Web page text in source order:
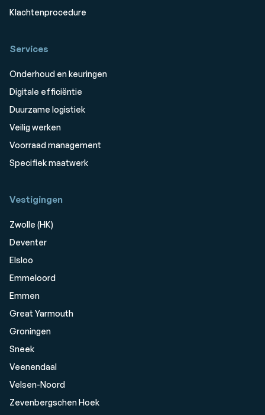
Klachtenprocedure
Services
Onderhoud en keuringen
Digitale efficiëntie
Duurzame logistiek
Veilig werken
Voorraad management
Specifiek maatwerk
Vestigingen
Zwolle (HK)
Deventer
Elsloo
Emmeloord
Emmen
Great Yarmouth
Groningen
Sneek
Veenendaal
Velsen-Noord
Zevenbergschen Hoek